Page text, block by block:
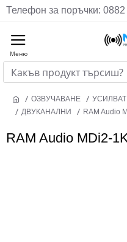
Телефон за поръчки:
ОЗВУЧАВАНЕ
ДВУКАНАЛНИ
RAM Audio
RAM Audio MDi2-